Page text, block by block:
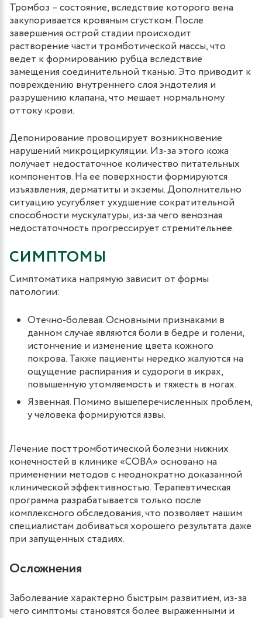
Тромбоз – состояние, вследствие которого вена
закупоривается кровяным сгустком. После
завершения острой стадии происходит
растворение части тромботической массы, что
ведет к формированию рубца вследствие
замещения соединительной тканью. Это приводит к
повреждению внутреннего слоя эндотелия и
разрушению клапана, что мешает нормальному
оттоку крови.
Депонирование провоцирует возникновение
нарушений микроциркуляции. Из-за этого кожа
получает недостаточное количество питательных
компонентов. На ее поверхности формируются
изъязвления, дерматиты и экземы. Дополнительно
ситуацию усугубляет ухудшение сократительной
способности мускулатуры, из-за чего венозная
недостаточность прогрессирует стремительнее.
СИМПТОМЫ
Симптоматика напрямую зависит от формы
патологии:
Отечно-болевая. Основными признаками в
данном случае являются боли в бедре и голени,
истончение и изменение цвета кожного
покрова. Также пациенты нередко жалуются на
ощущение распирания и судороги в икрах,
повышенную утомляемость и тяжесть в ногах.
Язвенная. Помимо вышеперечисленных проблем,
у человека формируются язвы.
Лечение посттромботической болезни нижних
конечностей в клинике «СОВА» основано на
применении методов с неоднократно доказанной
клинической эффективностью. Терапевтическая
программа разрабатывается только после
комплексного обследования, что позволяет нашим
специалистам добиваться хорошего результата даже
при запущенных стадиях.
Осложнения
Заболевание характерно быстрым развитием, из-за
чего симптомы становятся более выраженными и